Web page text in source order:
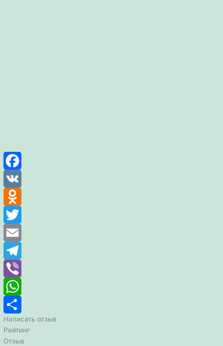
Facebook
VK
Odnoklassniki
Twitter
Email
Telegram
Viber
WhatsApp
Отправить
Написать отзыв
Рейтинг
Отзыв